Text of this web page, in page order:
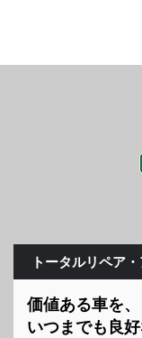
トータルリペア
価値ある車を、
いつまでも良